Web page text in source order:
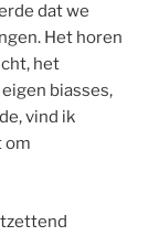
dat we
Het horen
het
biasses,
vind ik
om